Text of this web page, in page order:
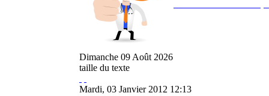
Dimanche 09 Août 2026
taille du texte
Mardi, 03 Janvier 2012 12:13